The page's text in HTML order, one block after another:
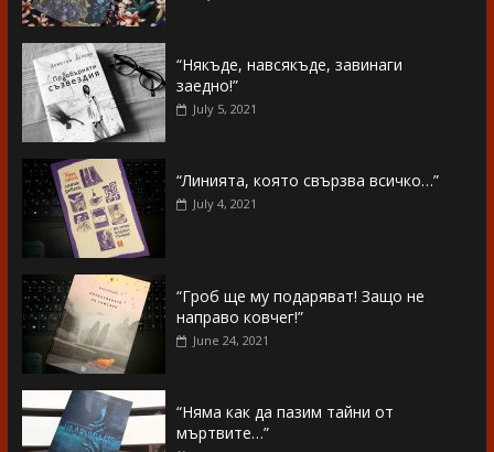
“Някъде, навсякъде, завинаги
заедно!”
July 5, 2021
“Линията, която свързва всичко…”
July 4, 2021
“Гроб ще му подаряват! Защо не
направо ковчег!”
June 24, 2021
“Няма как да пазим тайни от
мъртвите…”